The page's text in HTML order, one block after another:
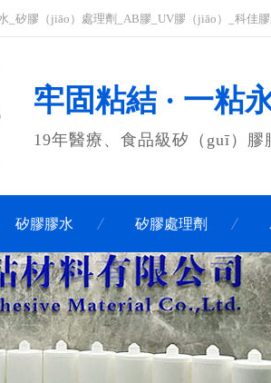
_矽膠（jiāo）處理劑_AB膠_UV膠（jiāo）_科佳
牢固粘結 · 一粘
19年醫療、食品級矽（guī）膠
矽膠膠水 矽膠處理劑